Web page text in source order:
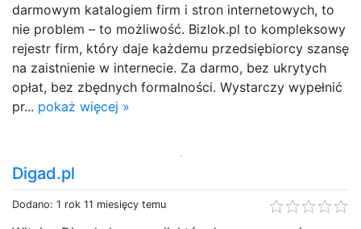
darmowym katalogiem firm i stron internetowych, to
nie problem – to możliwość. Bizlok.pl to kompleksowy
rejestr firm, który daje każdemu przedsiębiorcy szansę
na zaistnienie w internecie. Za darmo, bez ukrytych
opłat, bez zbędnych formalności. Wystarczy wypełnić
pr... pokaż więcej »
Digad.pl
Dodano: 1 rok 11 miesięcy temu